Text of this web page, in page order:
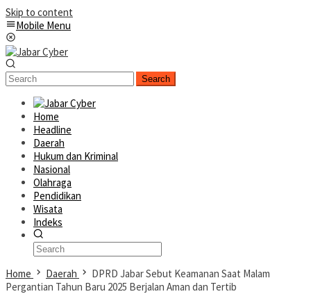
Skip to content
Mobile Menu
Search
Home
Headline
Daerah
Hukum dan Kriminal
Nasional
Olahraga
Pendidikan
Wisata
Indeks
Home Daerah
DPRD Jabar Sebut Keamanan Saat Malam
Pergantian Tahun Baru 2025 Berjalan Aman dan Tertib